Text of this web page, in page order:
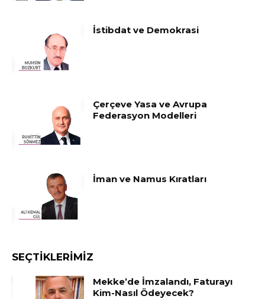
İstibdat ve Demokrasi
Çerçeve Yasa ve Avrupa
Federasyon Modelleri
İman ve Namus Kıratları
SEÇTIKLERIMIZ
Mekke’de İmzalandı, Faturayı
Kim-Nasıl Ödeyecek?